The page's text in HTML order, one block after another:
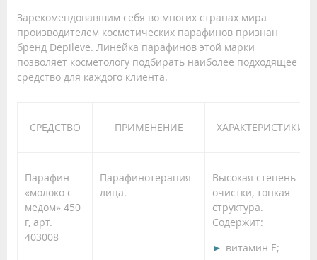
Зарекомендовавшим себя во многих странах мира
производителем косметических парафинов признан
бренд Depileve. Линейка парафинов этой марки
позволяет косметологу подбирать наиболее подходящее
средство для каждого клиента.
СРЕДСТВО ПРИМЕНЕНИЕ ХАРАКТЕРИСТИКИ
Парафин
«молоко с
медом» 450
г, арт.
403008
Парафинотерапия
лица.
Высокая степень
очистки, тонкая
структура.
Содержит:
витамин Е;